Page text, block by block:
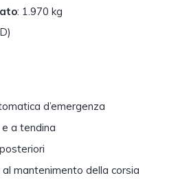
: 1.970 kg
d’emergenza
a tendina
mantenimento della corsia